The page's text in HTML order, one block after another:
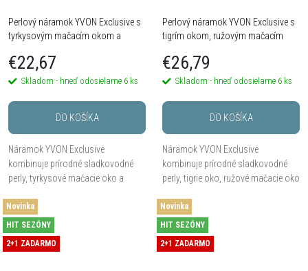
Perlový náramok YVON Exclusive s
tyrkysovým mačacím okom a
€22,67
Skladom - hneď odosielame 6 ks
DO KOŠÍKA
Náramok YVON Exclusive
kombinuje prírodné sladkovodné
perly, tyrkysové mačacie oko a
jemne elegantnej kompozície.
Univerzálna veľkosť na pružnej...
Perlový náramok YVON Exclusive s
tigrím okom, ružovým mačacím
€26,79
Skladom - hneď odosielame 6 ks
DO KOŠÍKA
Náramok YVON Exclusive
kombinuje prírodné sladkovodné
perly, tigrie oko, ružové mačacie oko
elegantného šperku s teplými
zlatými detailmi....
Novinka
HIT SEZÓNY
2+1 ZADARMO
Novinka
HIT SEZÓNY
2+1 ZADARMO